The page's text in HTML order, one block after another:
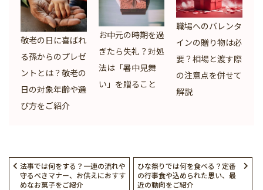
敬老の日に喜ばれ
る孫からのプレゼ
ントとは？敬老の
日の対象年齢や選
び方をご紹介
お中元の時期を過
ぎたら失礼？対処
法は「暑中見舞
い」を贈ること
職場へのバレンタ
インの贈り物は必
要？相場と渡す際
の注意点を併せて
解説
法事では何をする？一連の流れや
守るべきマナー、お供えにおすす
めなお菓子をご紹介
ひな祭りでは何を食べる？定番
の行事食や込められた思い、最
近の動向をご紹介